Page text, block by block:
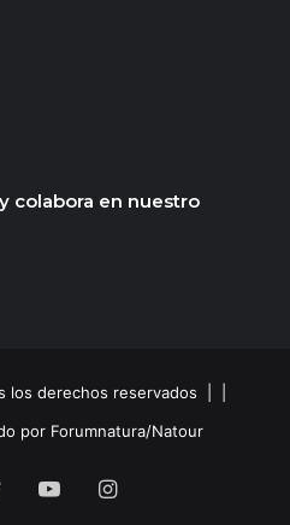
colabora en nuestro
los derechos reservados | |
por Forumnatura/Natour
TwitterYouTubeInstagram